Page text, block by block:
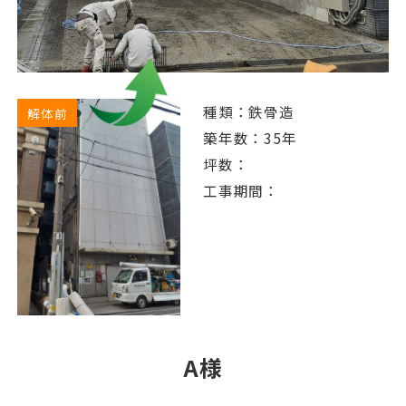
解体前
種類：鉄骨造
築年数：35年
坪数：
工事期間：
A様